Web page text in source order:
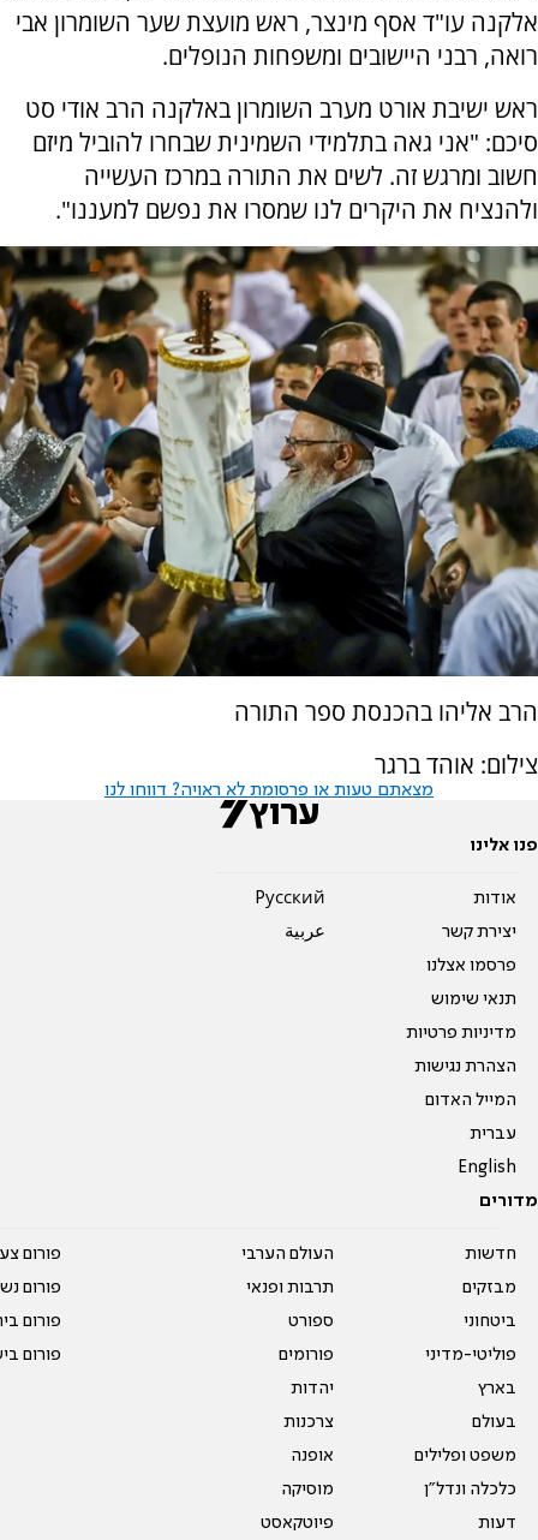
אלקנה עו"ד אסף מינצר, ראש מועצת שער השומרון אבי
רואה, רבני היישובים ומשפחות הנופלים.
ראש ישיבת אורט מערב השומרון באלקנה הרב אודי סט
סיכם: "אני גאה בתלמידי השמינית שבחרו להוביל מיזם
חשוב ומרגש זה. לשים את התורה במרכז העשייה
ולהנציח את היקרים לנו שמסרו את נפשם למעננו".
הרב אליהו בהכנסת ספר התורה
צילום: אוהד ברגר
מצאתם טעות או פרסומת לא ראויה? דווחו לנו
פנו אלינו
אודות
יצירת קשר
פרסמו אצלנו
תנאי שימוש
מדיניות פרטיות
הצהרת נגישות
המייל האדום
עברית
English
Pусский
عربية
מדורים
חדשות
מבזקים
ביטחוני
פוליטי-מדיני
בארץ
בעולם
משפט ופלילים
כלכלה ונדל"ן
דעות
העולם הערבי
תרבות ופנאי
ספורט
פורומים
יהדות
צרכנות
אופנה
מוסיקה
פיוטקאסט
פורום
פורום
פורום
פורום